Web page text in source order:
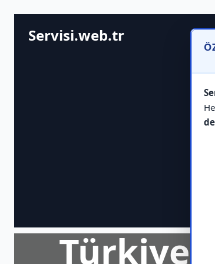
Servisi.web.tr
Türkiye